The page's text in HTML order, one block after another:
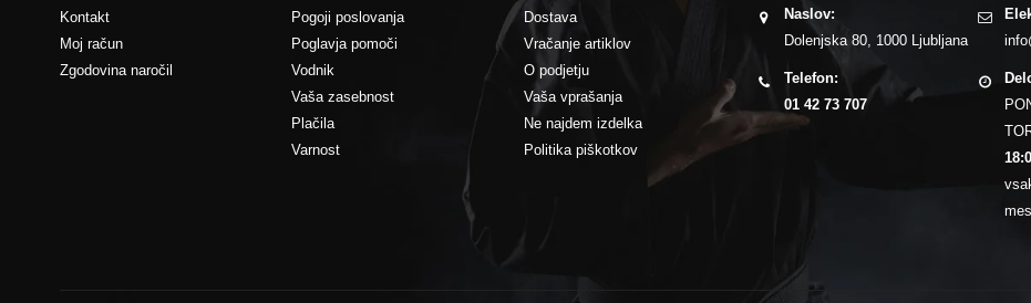
Kontakt
Moj račun
Zgodovina naročil
Pogoji poslovanja
Poglavja pomoči
Vodnik
Vaša zasebnost
Plačila
Varnost
Dostava
Vračanje artiklov
O podjetju
Vaša vprašanja
Ne najdem izdelka
Politika piškotkov
Naslov:
Dolenjska 80, 1000 Ljubljana
Telefon:
01 42 73 707